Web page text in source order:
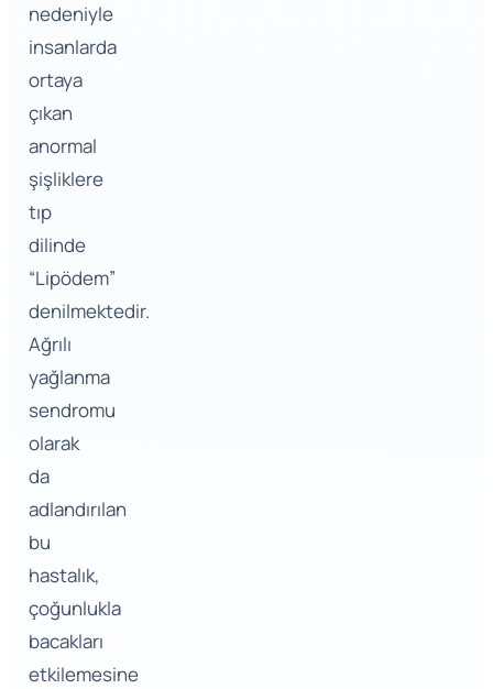
nedeniyle
insanlarda
ortaya
çıkan
anormal
şişliklere
tıp
dilinde
“Lipödem”
denilmektedir.
Ağrılı
yağlanma
sendromu
olarak
da
adlandırılan
bu
hastalık,
çoğunlukla
bacakları
etkilemesine